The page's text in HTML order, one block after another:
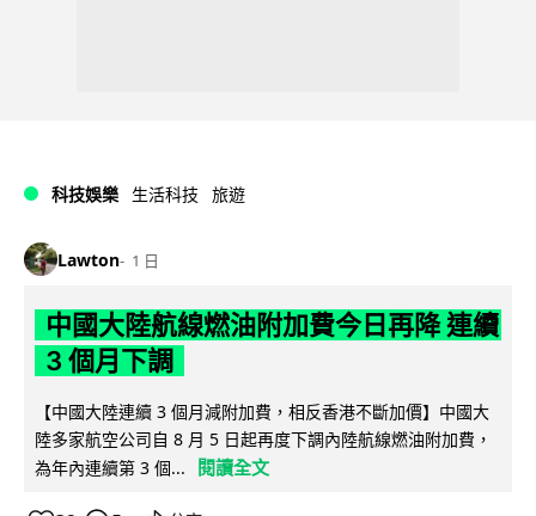
科技娛樂 生活科技 旅遊
Lawton 1 日
中國大陸航線燃油附加費今日再降 連續
3 個月下調
【中國大陸連續 3 個月減附加費，相反香港不斷加價】中國大
陸多家航空公司自 8 月 5 日起再度下調內陸航線燃油附加費，
為年內連續第 3 個...
閱讀全文